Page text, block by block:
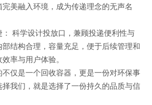
美融入环境，成为传递理念的无声名
： 科学设计投放口，兼顾投递便利性与
结构合理，容量充足，便于后续管理和
率与用户体验。
仅是一个回收容器，更是一份对环保事
我们，就是选择了一份持久的品质与信